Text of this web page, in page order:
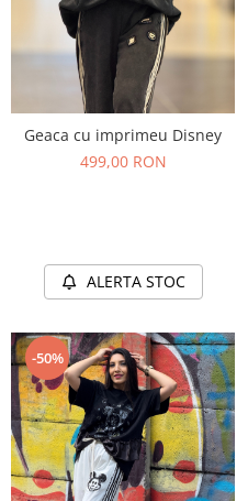
Geaca cu imprimeu Disney
499,00 RON
ALERTA STOC
-50%